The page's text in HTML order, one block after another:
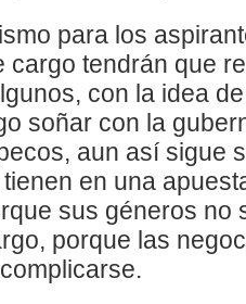
para los
cargo tendrán que
con la idea
soñar con la
aun así sigue
en una
sus géneros no
porque las